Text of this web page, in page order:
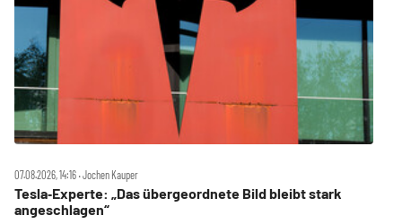
07.08.2026, 14:16 ‧ Jochen Kauper
Tesla‑Experte: „Das übergeordnete Bild bleibt stark
angeschlagen“